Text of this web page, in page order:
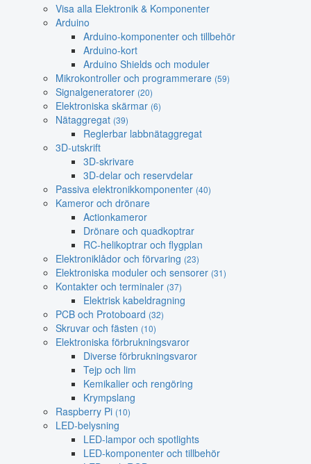
Visa alla Elektronik & Komponenter
Arduino
Arduino-komponenter och tillbehör
Arduino-kort
Arduino Shields och moduler
Mikrokontroller och programmerare (59)
Signalgeneratorer (20)
Elektroniska skärmar (6)
Nätaggregat (39)
Reglerbar labbnätaggregat
3D-utskrift
3D-skrivare
3D-delar och reservdelar
Passiva elektronikkomponenter (40)
Kameror och drönare
Actionkameror
Drönare och quadkoptrar
RC-helikoptrar och flygplan
Elektroniklådor och förvaring (23)
Elektroniska moduler och sensorer (31)
Kontakter och terminaler (37)
Elektrisk kabeldragning
PCB och Protoboard (32)
Skruvar och fästen (10)
Elektroniska förbrukningsvaror
Diverse förbrukningsvaror
Tejp och lim
Kemikalier och rengöring
Krympslang
Raspberry Pi (10)
LED-belysning
LED-lampor och spotlights
LED-komponenter och tillbehör